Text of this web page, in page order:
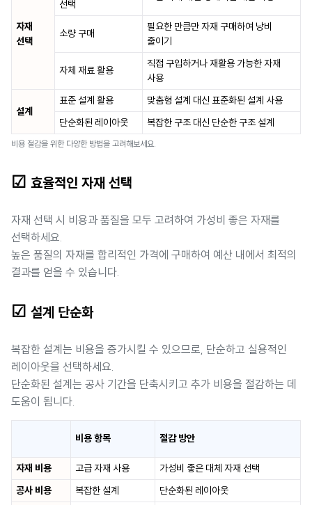
자재
선택
선택
소량 구매
필요한 만큼만 자재 구매하여 낭비
줄이기
자체 재료 활용
직접 구입하거나 재활용 가능한 자재
사용
설계
표준 설계 활용
맞춤형 설계 대신 표준화된 설계 사용
단순화된 레이아웃
복잡한 구조 대신 단순한 구조 설계
비용 절감을 위한 다양한 방법을 고려해보세요.
☑ 효율적인 자재 선택
자재 선택 시 비용과 품질을 모두 고려하여 가성비 좋은 자재를
선택하세요.
높은 품질의 자재를 합리적인 가격에 구매하여 예산 내에서 최적의
결과를 얻을 수 있습니다.
☑ 설계 단순화
복잡한 설계는 비용을 증가시킬 수 있으므로, 단순하고 실용적인
레이아웃을 선택하세요.
단순화된 설계는 공사 기간을 단축시키고 추가 비용을 절감하는 데
도움이 됩니다.
비용 항목 절감 방안
자재 비용 고급 자재 사용
가성비 좋은 대체 자재 선택
공사 비용
복잡한 설계 단순화된 레이아웃